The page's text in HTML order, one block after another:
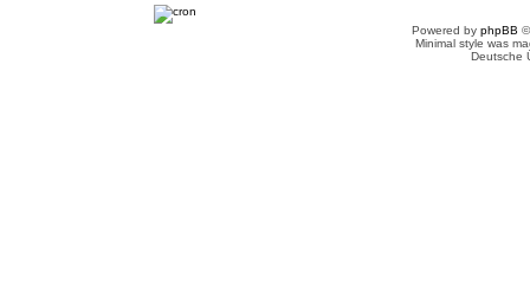
Powered by phpBB
Minimal style was
Deutsche